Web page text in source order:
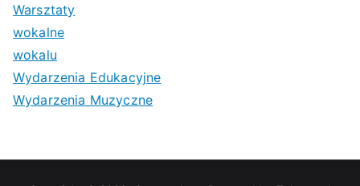
Warsztaty
wokalne
wokalu
Wydarzenia Edukacyjne
Wydarzenia Muzyczne